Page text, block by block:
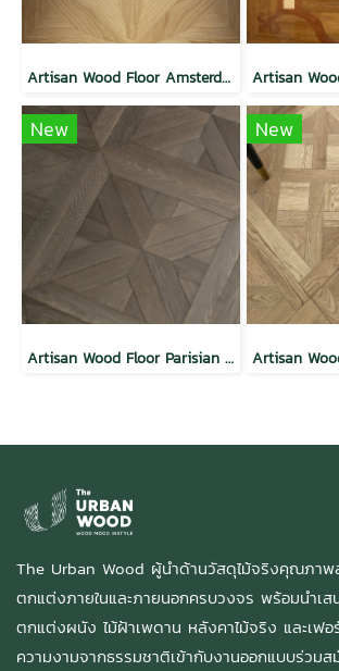
Artisan Wood Floor Amsterdam Aura
New
Artisan Wood Floor Parisian Oak
New
The Urban Wood ผู้นำด้านวัสดุไม้จริงคุณภาพ
ตกแต่งภายในและภายนอกครบวงจร พร้อมนำเส
ตกแต่งผนัง ไม้ฝ้าเพดาน หลังคาไม้จริง และเฟอ
ความงามจากธรรมชาติเข้ากับงานออกแบบร่วม